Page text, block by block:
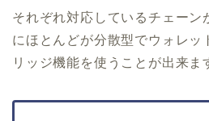
それぞれ対応しているチェーン
にほとんどが分散型でウォレッ
リッジ機能を使うことが出来ま